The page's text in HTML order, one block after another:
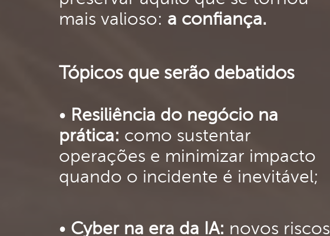
mais valioso: a confiança.
Tópicos que serão debatidos
• Resiliência do negócio na
prática: como sustentar
operações e minimizar impacto
quando o incidente é inevitável;
• Cyber na era da IA: novos riscos